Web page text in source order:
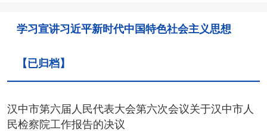
学习宣讲习近平新时代中国特色社会主义思想
【已归档】
汉中市第六届人民代表大会第六次会议关于汉中市人
民检察院工作报告的决议